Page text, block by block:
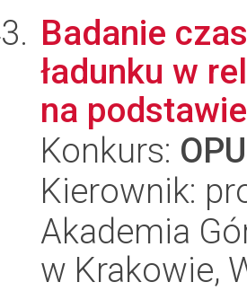
Badanie
ładunku w
na
Konkurs:
Kierownik:
Akademia
w Krakowie,